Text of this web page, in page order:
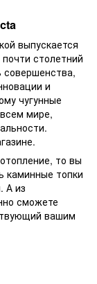
выпускается
столетний
и
чугунные
мире,
то вы
каминные топки
А из
сможете
вашим